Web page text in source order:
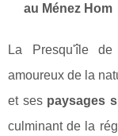
au Ménez Hom
La Presqu'île
amoureux de la
et ses paysages
culminant de la